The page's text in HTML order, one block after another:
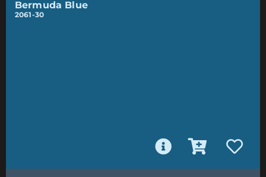
Bermuda Blue
2061-30